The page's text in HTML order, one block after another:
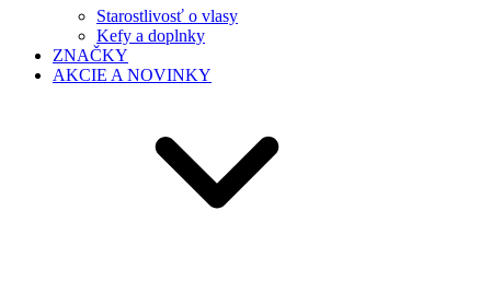
Starostlivosť o vlasy
Kefy a doplnky
ZNAČKY
AKCIE A NOVINKY